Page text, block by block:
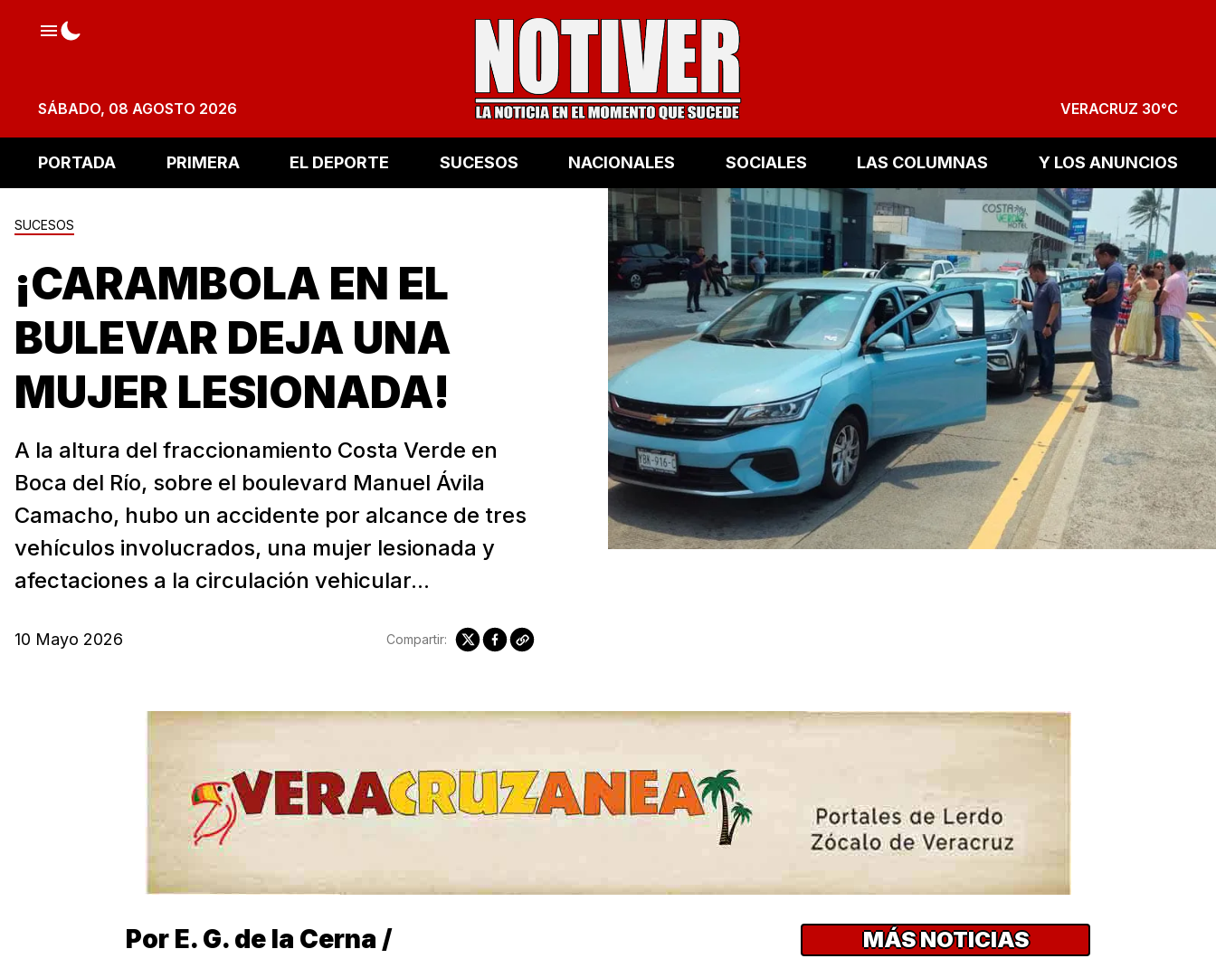
SÁBADO, 08 AGOSTO 2026 VERACRUZ 30°C
PORTADA PRIMERA EL DEPORTE SUCESOS NACIONALES SOCIALES LAS COLUMNAS Y LOS ANUNCIOS
SUCESOS
¡CARAMBOLA EN EL
BULEVAR DEJA UNA
MUJER LESIONADA!
A la altura del fraccionamiento Costa Verde en
Boca del Río, sobre el boulevard Manuel Ávila
Camacho, hubo un accidente por alcance de tres
vehículos involucrados, una mujer lesionada y
afectaciones a la circulación vehicular...
10 Mayo 2026 Compartir:
Por E. G. de la Cerna /
MÁS NOTICIAS